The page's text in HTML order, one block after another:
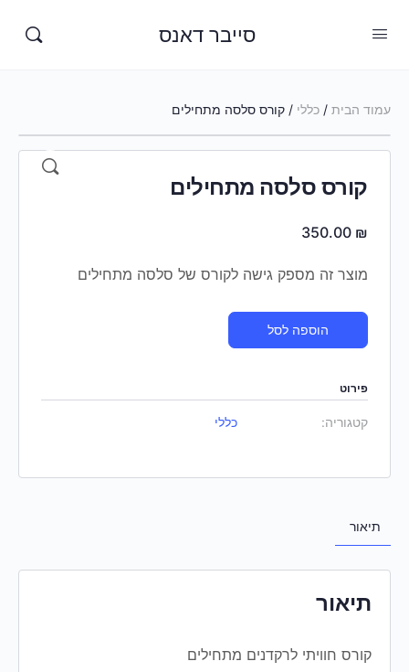
סייבר דאנס
עמוד הבית / כללי / קורס סלסה מתחילים
קורס סלסה מתחילים
350.00 ₪
מוצר זה מספק גישה לקורס של סלסה מתחילים
הוספה לסל
פירוט
קטגוריה: כללי
תיאור
תיאור
קורס חוויתי לרקדנים מתחילים